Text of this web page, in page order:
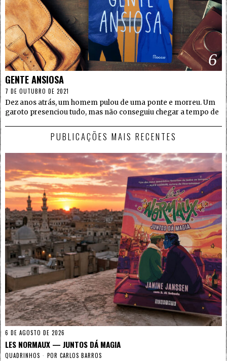
6
GENTE ANSIOSA
7 DE OUTUBRO DE 2021
Dez anos atrás, um homem pulou de uma ponte e morreu. Um
garoto presenciou tudo, mas não conseguiu chegar a tempo de
PUBLICAÇÕES MAIS RECENTES
6 DE AGOSTO DE 2026
LES NORMAUX — JUNTOS DÁ MAGIA
QUADRINHOS POR CARLOS BARROS